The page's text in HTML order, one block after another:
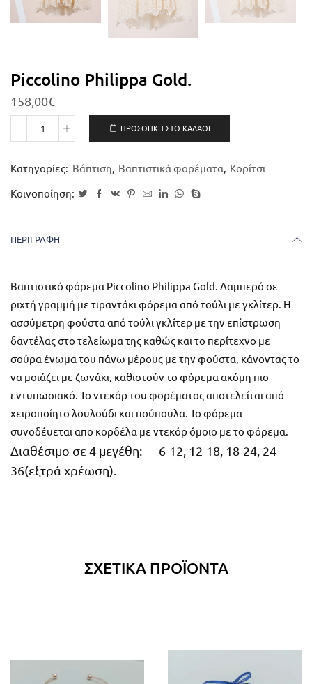
Piccolino Philippa Gold.
158,00€
ΠΡΟΣΘΉΚΗ ΣΤΟ ΚΑΛΆΘΙ
Κατηγορίες: Βάπτιση, Βαπτιστικά φορέματα, Κορίτσι
Κοινοποίηση:
ΠΕΡΙΓΡΑΦΉ
Βαπτιστικό φόρεμα Piccolino Philippa Gold. Λαμπερό σε
ριχτή γραμμή με τιραντάκι φόρεμα από τούλι με γκλίτερ. Η
ασσύμετρη φούστα από τούλι γκλίτερ με την επίστρωση
δαντέλας στο τελείωμα της καθώς και το περίτεχνο με
σούρα ένωμα του πάνω μέρους με την φούστα, κάνοντας το
να μοιάζει με ζωνάκι, καθιστούν το φόρεμα ακόμη πιο
εντυπωσιακό. Το ντεκόρ του φορέματος αποτελείται από
χειροποίητο λουλούδι και πούπουλα. Το φόρεμα
συνοδέυεται απο κορδέλα με ντεκόρ όμοιο με το φόρεμα.
Διαθέσιμο σε 4 μεγέθη: 6-12, 12-18, 18-24, 24-
36(εξτρά χρέωση).
ΣΧΕΤΙΚΆ ΠΡΟΪΌΝΤΑ